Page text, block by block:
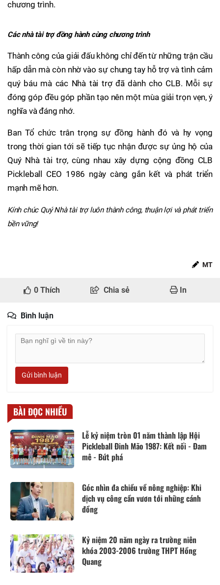
chương trình.
Các nhà tài trợ đồng hành cùng chương trình
Thành công của giải đấu không chỉ đến từ những trận cầu
hấp dẫn mà còn nhờ vào sự chung tay hỗ trợ và tình cảm
quý báu mà các Nhà tài trợ đã dành cho CLB. Mỗi sự
đóng góp đều góp phần tạo nên một mùa giải trọn vẹn, ý
nghĩa và đáng nhớ.
Ban Tổ chức trân trọng sự đồng hành đó và hy vọng
trong thời gian tới sẽ tiếp tục nhận được sự ủng hộ của
Quý Nhà tài trợ, cùng nhau xây dựng cộng đồng CLB
Pickleball CEO 1986 ngày càng gắn kết và phát triển
mạnh mẽ hơn.
Kính chúc Quý Nhà tài trợ luôn thành công, thuận lợi và phát triển
bền vững!
MT
0 Thích Chia sẻ In
Bình luận
Gửi bình luận
BÀI ĐỌC NHIỀU
Lễ kỷ niệm tròn 01 năm thành lập Hội
Pickleball Đinh Mão 1987: Kết nối - Đam
mê - Bứt phá
Góc nhìn đa chiều về nông nghiệp: Khi
dịch vụ công cần vươn tới những cánh
đồng
Kỷ niệm 20 năm ngày ra trường niên
khóa 2003-2006 trường THPT Hồng
Quang